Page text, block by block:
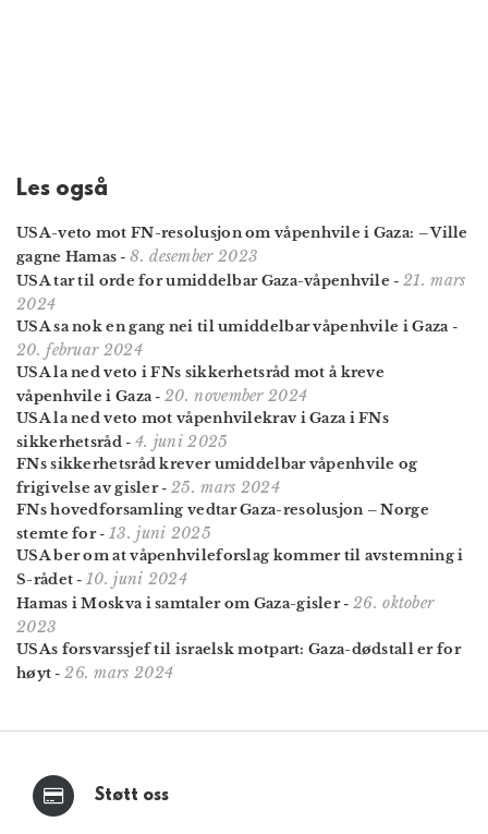
Les også
USA-veto mot FN-resolusjon om våpenhvile i Gaza: – Ville
gagne Hamas -8. desember 2023
USA tar til orde for umiddelbar Gaza-våpenhvile -21. mars
2024
USA sa nok en gang nei til umiddelbar våpenhvile i Gaza -
20. februar 2024
USA la ned veto i FNs sikkerhetsråd mot å kreve
våpenhvile i Gaza -20. november 2024
USA la ned veto mot våpenhvilekrav i Gaza i FNs
sikkerhetsråd- 4. juni 2025
FNs sikkerhetsråd krever umiddelbar våpenhvile og
frigivelse av gisler-25. mars 2024
FNs hovedforsamling vedtar Gaza-resolusjon – Norge
stemte for- 13. juni 2025
USA ber om at våpenhvile­forslag kommer til avstemning i
S-rådet -10. juni 2024
Hamas i Moskva i samtaler om Gaza-gisler- 26. oktober
2023
USAs forsvarssjef til israelsk motpart: Gaza-dødstall er for
høyt -26. mars 2024
Støtt oss